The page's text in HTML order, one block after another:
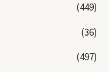
(449)
(36)
(497)